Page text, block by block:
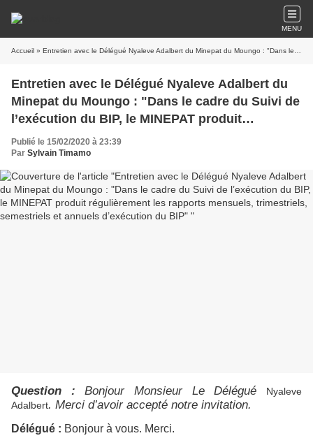
MENU
Accueil » Entretien avec le Délégué Nyaleve Adalbert du Minepat du Moungo : "Dans le cadre du Suivi de l’exécution du BIP, le MINEPAT produit régulièrement les rapports mensuels, trimestriels, semestriels et annuels d’exécution du BIP"
Entretien avec le Délégué Nyaleve Adalbert du
Minepat du Moungo : "Dans le cadre du Suivi de
l’exécution du BIP, le MINEPAT produit
régulièrement les rapports mensuels,
trimestriels, semestriels et annuels d’exécution
du BIP"
Publié le 15/02/2020 à 23:39
Par Sylvain Timamo
Question : Bonjour Monsieur Le Délégué
Nyaleve
Adalbert. Merci d’avoir accepté notre invitation.
Délégué : Bonjour à vous. Merci.